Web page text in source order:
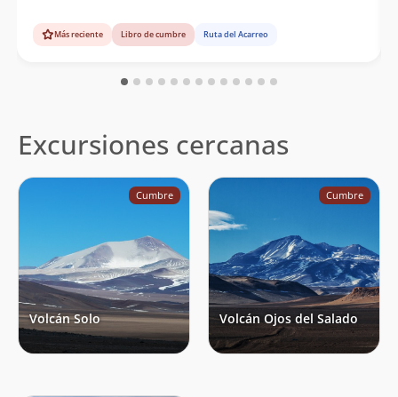
Más reciente Libro de cumbre Ruta del Acarreo
Excursiones cercanas
Cumbre
Volcán Solo
Cumbre
Volcán Ojos del Salado